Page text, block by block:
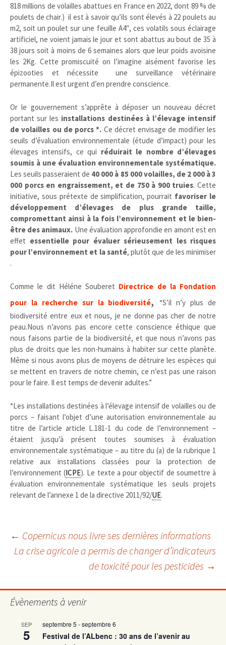
818 millions de volailles abattues en France en 2022, dont 89 % de
poulets de chair.) il est à savoir qu’ils sont élevés à 22 poulets au
m2, soit un poulet sur une feuille A4″, ces volatils sous éclairage
artificiel, ne voient jamais le jour et sont abattus au bout de 35 à
38 jours soit à moins de 6 semaines alors que leur poids avoisine
les 2Kg. Cette promiscuité on l’imagine aisément favorise les
épizooties et nécessite une surveillance vétérinaire
permanente.Il est urgent d’en prendre conscience.
Or le gouvernement s’apprête à déposer un nouveau décret
portant sur les installations destinées à l’élevage intensif
de volailles ou de porcs *. Ce décret envisage de modifier les
seuils d’évaluation environnementale (étude d’impact) pour les
élevages intensifs, ce qui réduirait le nombre d’élevages
soumis à une évaluation environnementale systématique.
Les seuils passeraient de 40 000 à 85 000 volailles, de 2 000 à 3
000 porcs en engraissement, et de 750 à 900 truies. Cette
initiative, sous prétexte de simplification, pourrait favoriser le
développement d’élevages de plus grande taille,
compromettant ainsi à la fois l’environnement et le bien-
être des animaux. Une évaluation approfondie en amont est en
effet essentielle pour évaluer sérieusement les risques
pour l’environnement et la santé, plutôt que de les minimiser
.
Comme le dit Héléne Souberet Directrice de la Fondation
pour la recherche sur la biodiversité,“S’il n’y plus de
biodiversité entre eux et nous, je ne donne pas cher de notre
peau.Nous n’avons pas encore cette conscience éthique que
nous faisons partie de la biodiversité, et que nous n’avons pas
plus de droits que les non-humains à habiter sur cette planète.
Même si nous avons plus de moyens de détruire les espèces qui
se mettent en travers de notre chemin, ce n’est pas une raison
pour le faire. Il est temps de devenir adultes.”
*Les installations destinées à l’élevage intensif de volailles ou de
porcs – faisant l’objet d’une autorisation environnementale au
titre de l’article article L.181-1 du code de l’environnement –
étaient jusqu’à présent toutes soumises à évaluation
environnementale systématique – au titre du (a) de la rubrique 1
relative aux installations classées pour la protection de
l’environnement (ICPE). Le texte a pour objectif de soumettre à
évaluation environnementale systématique les seuls projets
relevant de l’annexe 1 de la directive 2011/92/UE.
Navigation
articles
← Copernicus nous livre ses dernières informations
La crise agricole a permis de changer d’indicateurs
de toxicité pour les pesticides →
Évènements à venir
SEP
5
septembre 5 -septembre 6
Festival de l’ALbenc : 30 ans de l’avenir au